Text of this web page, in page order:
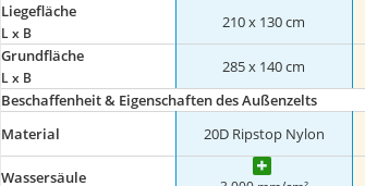
Liegefläche
L x B
210 x 130 cm
Grundfläche
L x B
285 x 140 cm
Beschaffenheit & Eigenschaften des Außenzelts
Material
20D Ripstop Nylon
Wassersäule